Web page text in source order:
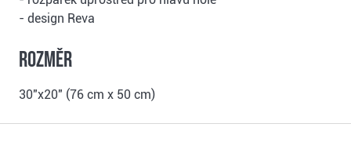
- design Reva
Rozměr
30"x20" (76 cm x 50 cm)